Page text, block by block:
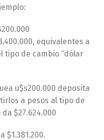
equivalentes a
tipo de cambio “dólar
u$s200.000 deposita
a pesos al tipo de
$27.624.000
$1.381.200.